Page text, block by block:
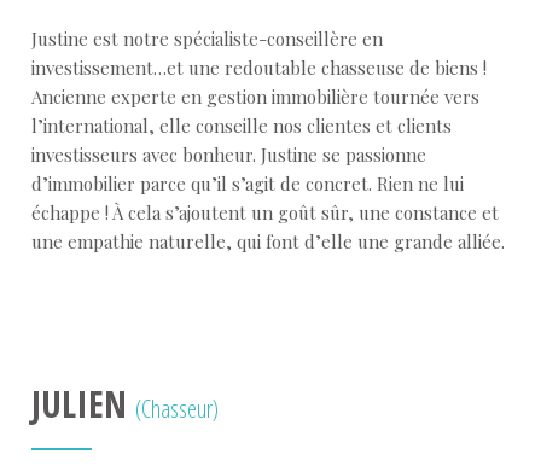
Justine est notre spécialiste-conseillère en
investissement…et une redoutable chasseuse de biens !
Ancienne experte en gestion immobilière tournée vers
l’international, elle conseille nos clientes et clients
investisseurs avec bonheur. Justine se passionne
d’immobilier parce qu’il s’agit de concret. Rien ne lui
échappe ! À cela s’ajoutent un goût sûr, une constance et
une empathie naturelle, qui font d’elle une grande alliée.
JULIEN (Chasseur)